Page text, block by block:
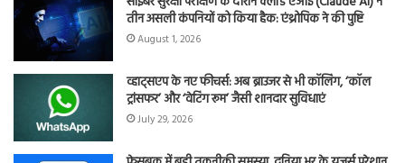
तीन असली कंपनियों को किया हैक: एंथ्रोपिक ने की पुष्टि
August 1, 2026
व्हाट्सएप के नए फीचर्स: अब ब्राउजर से भी कॉलिंग, ‘कॉल
ट्रांसफर’ और ‘वेटिंग रूम’ जैसी शानदार सुविधाएं
July 29, 2026